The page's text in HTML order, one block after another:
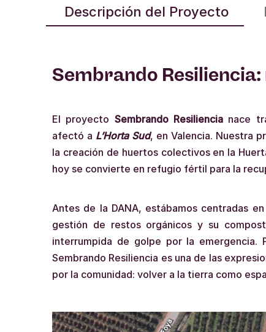
Descripción del Proyecto
Sembrando
El proyecto Sembrando Resiliencia nace
afectó a L’Horta Sud, en Valencia. Nuestra
la creación de huertos colectivos en la
hoy se convierte en refugio fértil para la
Antes de la DANA, estábamos centradas
gestión de restos orgánicos y su
interrumpida de golpe por la
Sembrando Resiliencia es una de las
por la comunidad: volver a la tierra como